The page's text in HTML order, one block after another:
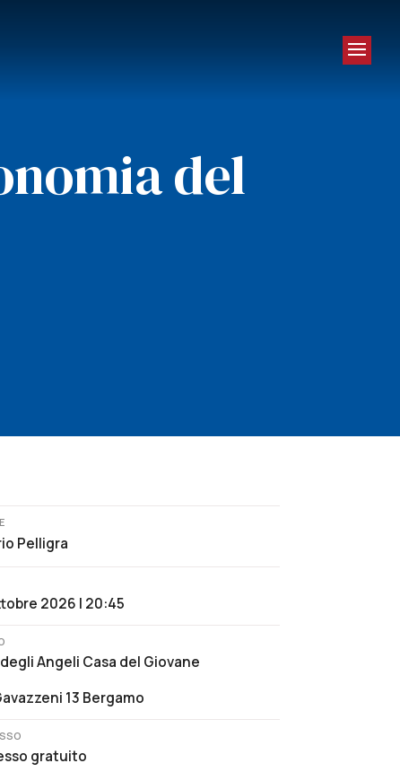
del
Pelligra
2026 | 20:45
Angeli Casa del Giovane
13 Bergamo
gratuito